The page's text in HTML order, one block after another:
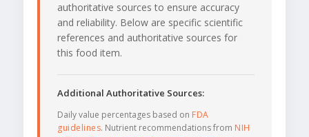
authoritative sources to ensure accuracy
and reliability. Below are specific scientific
references and authoritative sources for
this food item.
Additional Authoritative Sources:
Daily value percentages based on FDA
guidelines. Nutrient recommendations from NIH